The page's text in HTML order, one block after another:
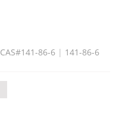
CAS#141-86-6 | 141-86-6